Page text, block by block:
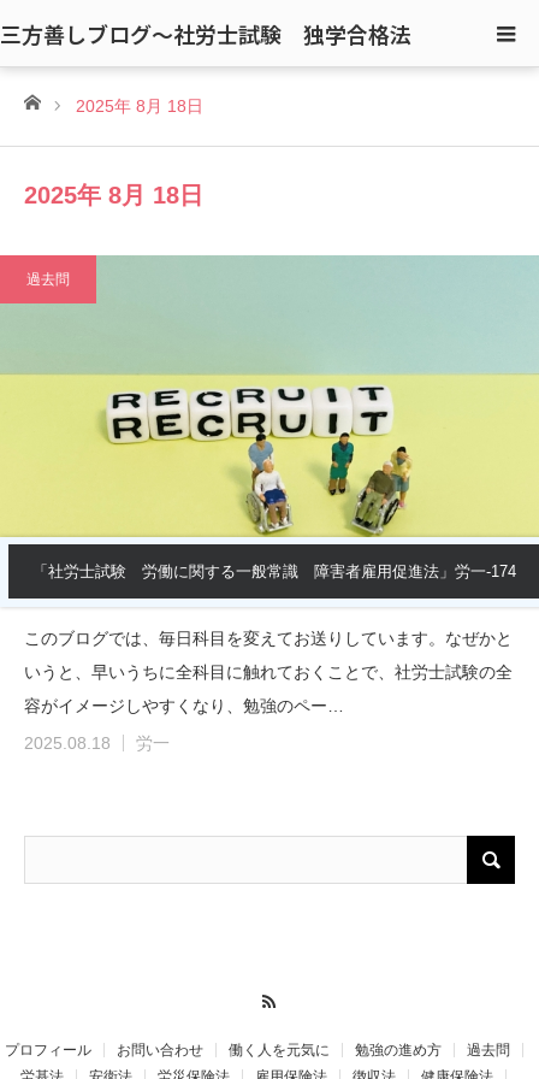
三方善しブログ〜社労士試験 独学合格法
ホーム2025年 8月 18日
2025年 8月 18日
過去問
「社労士試験 労働に関する一般常識 障害者雇用促進法」労一-174
このブログでは、毎日科目を変えてお送りしています。なぜかと
いうと、早いうちに全科目に触れておくことで、社労士試験の全
容がイメージしやすくなり、勉強のペー…
2025.08.18
労一
プロフィール お問い合わせ 働く人を元気に 勉強の進め方
過去問